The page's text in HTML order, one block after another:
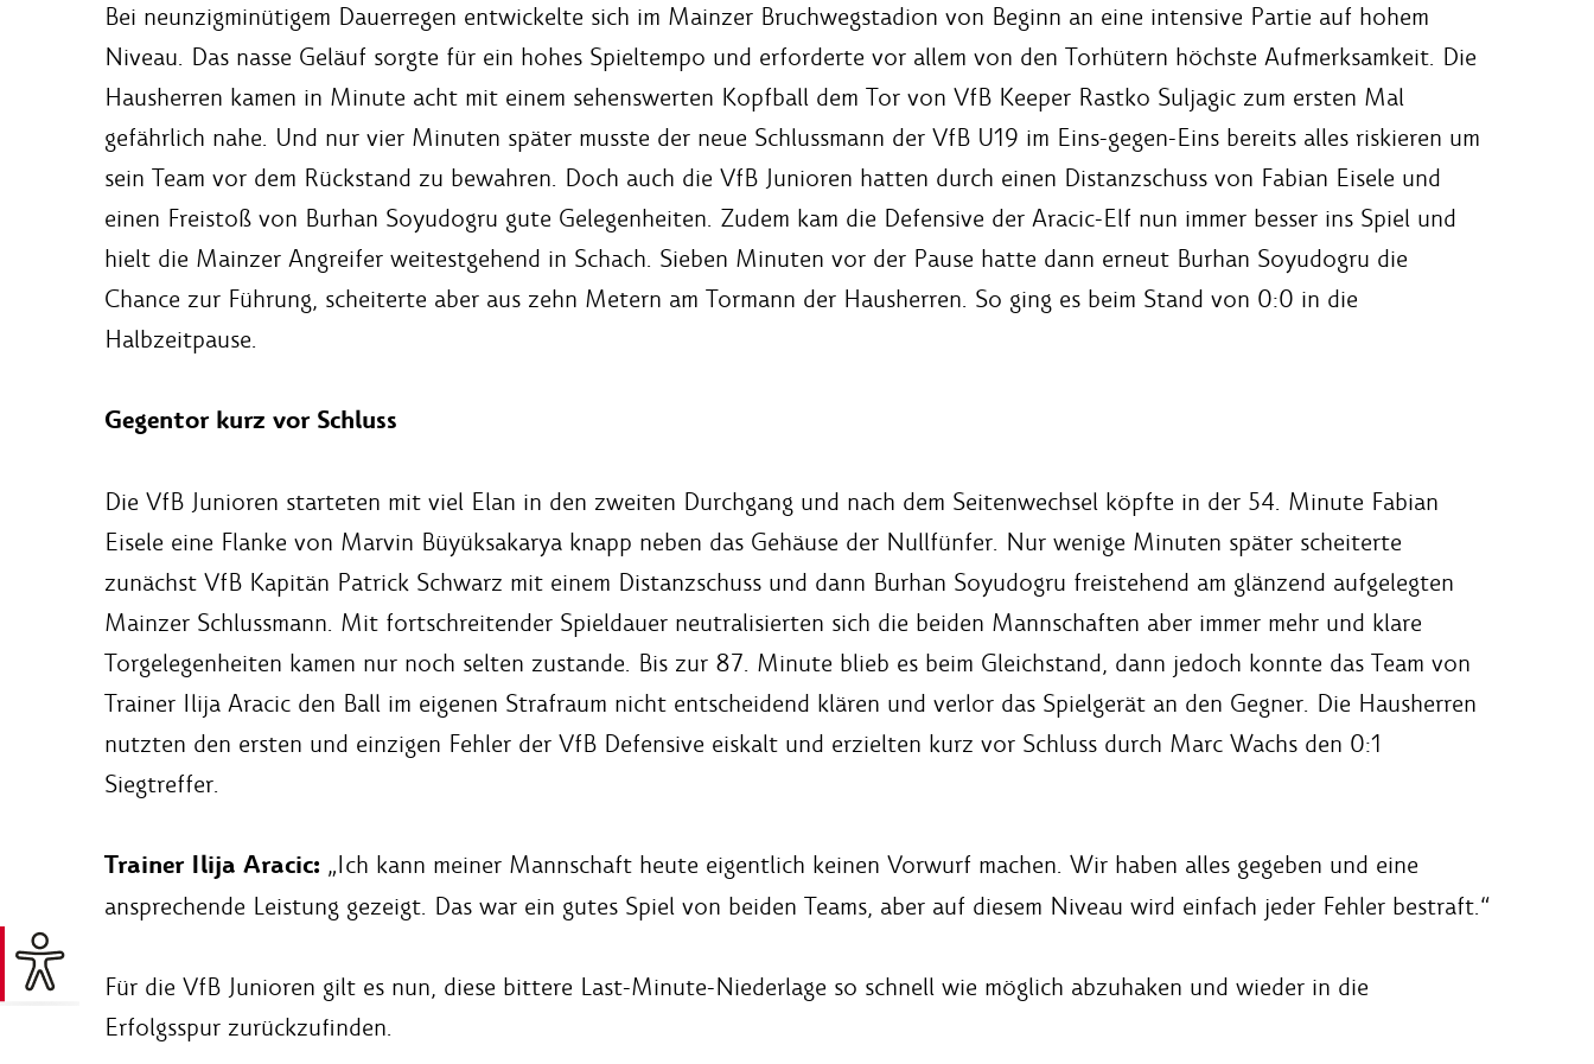
Bei neunzigminütigem Dauerregen entwickelte sich im Mainzer Bruchwegstadion von Beginn an eine intensive Partie auf hohem
Niveau. Das nasse Geläuf sorgte für ein hohes Spieltempo und erforderte vor allem von den Torhütern höchste Aufmerksamkeit. Die
Hausherren kamen in Minute acht mit einem sehenswerten Kopfball dem Tor von VfB Keeper Rastko Suljagic zum ersten Mal
gefährlich nahe. Und nur vier Minuten später musste der neue Schlussmann der VfB U19 im Eins-gegen-Eins bereits alles riskieren um
sein Team vor dem Rückstand zu bewahren. Doch auch die VfB Junioren hatten durch einen Distanzschuss von Fabian Eisele und
einen Freistoß von Burhan Soyudogru gute Gelegenheiten. Zudem kam die Defensive der Aracic-Elf nun immer besser ins Spiel und
hielt die Mainzer Angreifer weitestgehend in Schach. Sieben Minuten vor der Pause hatte dann erneut Burhan Soyudogru die
Chance zur Führung, scheiterte aber aus zehn Metern am Tormann der Hausherren. So ging es beim Stand von 0:0 in die
Halbzeitpause.
Gegentor kurz vor Schluss
Die VfB Junioren starteten mit viel Elan in den zweiten Durchgang und nach dem Seitenwechsel köpfte in der 54. Minute Fabian
Eisele eine Flanke von Marvin Büyüksakarya knapp neben das Gehäuse der Nullfünfer. Nur wenige Minuten später scheiterte
zunächst VfB Kapitän Patrick Schwarz mit einem Distanzschuss und dann Burhan Soyudogru freistehend am glänzend aufgelegten
Mainzer Schlussmann. Mit fortschreitender Spieldauer neutralisierten sich die beiden Mannschaften aber immer mehr und klare
Torgelegenheiten kamen nur noch selten zustande. Bis zur 87. Minute blieb es beim Gleichstand, dann jedoch konnte das Team von
Trainer Ilija Aracic den Ball im eigenen Strafraum nicht entscheidend klären und verlor das Spielgerät an den Gegner. Die Hausherren
nutzten den ersten und einzigen Fehler der VfB Defensive eiskalt und erzielten kurz vor Schluss durch Marc Wachs den 0:1
Siegtreffer.
Trainer Ilija Aracic: „Ich kann meiner Mannschaft heute eigentlich keinen Vorwurf machen. Wir haben alles gegeben und eine
ansprechende Leistung gezeigt. Das war ein gutes Spiel von beiden Teams, aber auf diesem Niveau wird einfach jeder Fehler bestraft.“
Für die VfB Junioren gilt es nun, diese bittere Last-Minute-Niederlage so schnell wie möglich abzuhaken und wieder in die
Erfolgsspur zurückzufinden.